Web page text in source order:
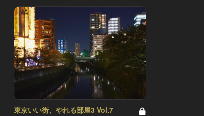
東京いい街、やれる部屋3 Vol.7